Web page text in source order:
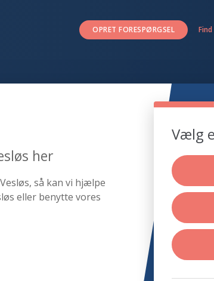
OPRET FORESPØRGSEL
her
så kan vi hjælpe
eller benytte vores
Vælg